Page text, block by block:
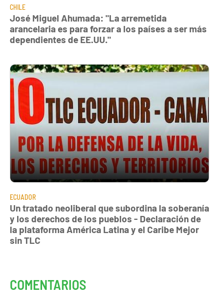
CHILE
José Miguel Ahumada: "La arremetida
arancelaria es para forzar a los países a ser más
dependientes de EE.UU."
ECUADOR
Un tratado neoliberal que subordina la soberanía
y los derechos de los pueblos - Declaración de
la plataforma América Latina y el Caribe Mejor
sin TLC
COMENTARIOS